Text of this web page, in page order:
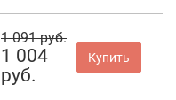
1 091 руб.
1 004
руб.
Купить